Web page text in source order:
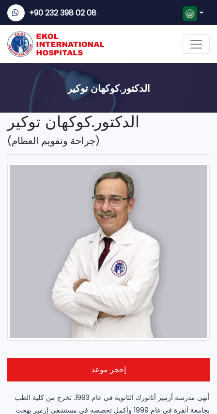
+90 232 398 02 08
الدكتور.كوكهان توكير
الدكتور.كوكهان توكير
(جراحة وتقويم العظام)
إحجز موعد
أنهى مدرسة أزمير أتاتورك الثانوية في عام 1983. تخرج من كلية الطب
بجامعة أنقرة في عام 1999 وأكمل تخصصه في مستشفى إزمير بهجت